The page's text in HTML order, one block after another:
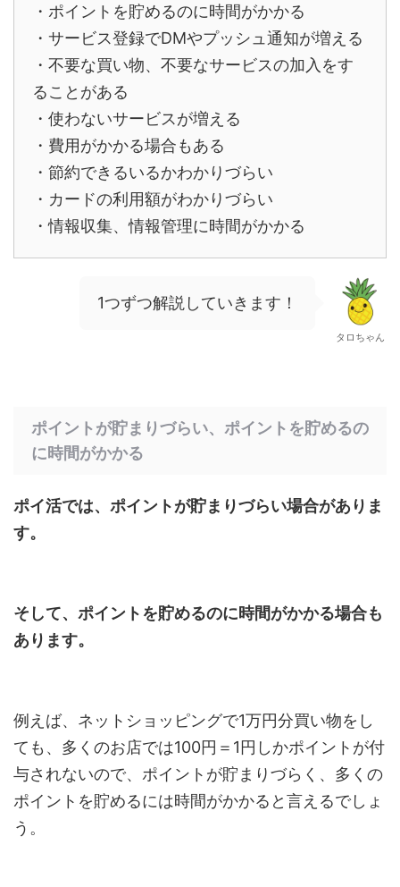
・ポイントを貯めるのに時間がかかる
・サービス登録でDMやプッシュ通知が増える
・不要な買い物、不要なサービスの加入をす
ることがある
・使わないサービスが増える
・費用がかかる場合もある
・節約できるいるかわかりづらい
・カードの利用額がわかりづらい
・情報収集、情報管理に時間がかかる
1つずつ解説していきます！
タロちゃん
ポイントが貯まりづらい、ポイントを貯めるの
に時間がかかる
ポイ活では、ポイントが貯まりづらい場合がありま
す。
そして、ポイントを貯めるのに時間がかかる場合も
あります。
例えば、ネットショッピングで1万円分買い物をし
ても、多くのお店では100円＝1円しかポイントが付
与されないので、ポイントが貯まりづらく、多くの
ポイントを貯めるには時間がかかると言えるでしょ
う。